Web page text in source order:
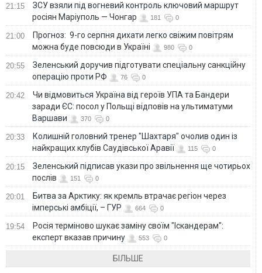
21:15
ЗСУ взяли під вогневий контроль ключовий маршрут
росіян Маріуполь — Чонгар
181 0
21:00
Прогноз: 9-го серпня дихати легко свіжим повітрям
можна буде повсюди в Україні
980 0
20:55
Зеленський доручив підготувати спеціальну санкційну
операцію проти РФ
76 0
20:42
Чи відмовиться Україна від героїв УПА та Бандери
заради ЄС: посол у Польщі відповів на ультиматуми
Варшави
370 0
20:33
Колишній головний тренер "Шахтаря" очолив один із
найкращих клубів Саудівської Аравії
115 0
20:15
Зеленський підписав укази про звільнення ще чотирьох
послів
151 0
20:01
Битва за Арктику: як кремль втрачає регіон через
імперські амбіції, – ГУР
664 0
19:54
Росія терміново шукає заміну своїм "Іскандерам":
експерт вказав причину
553 0
БІЛЬШЕ